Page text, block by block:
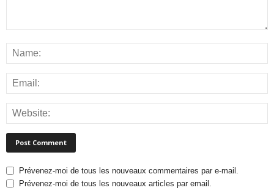
Prévenez-moi de tous les nouveaux commentaires par e-mail.
Prévenez-moi de tous les nouveaux articles par email.